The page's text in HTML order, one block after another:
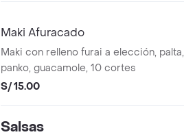
Maki Afuracado
Maki con relleno furai a elección, palta,
panko, guacamole, 10 cortes
S/ 15.00
Salsas